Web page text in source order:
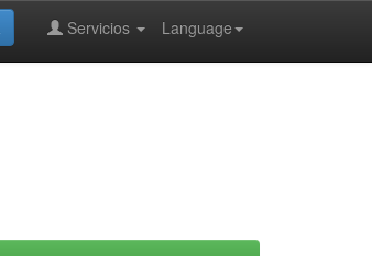
Language
Servicios